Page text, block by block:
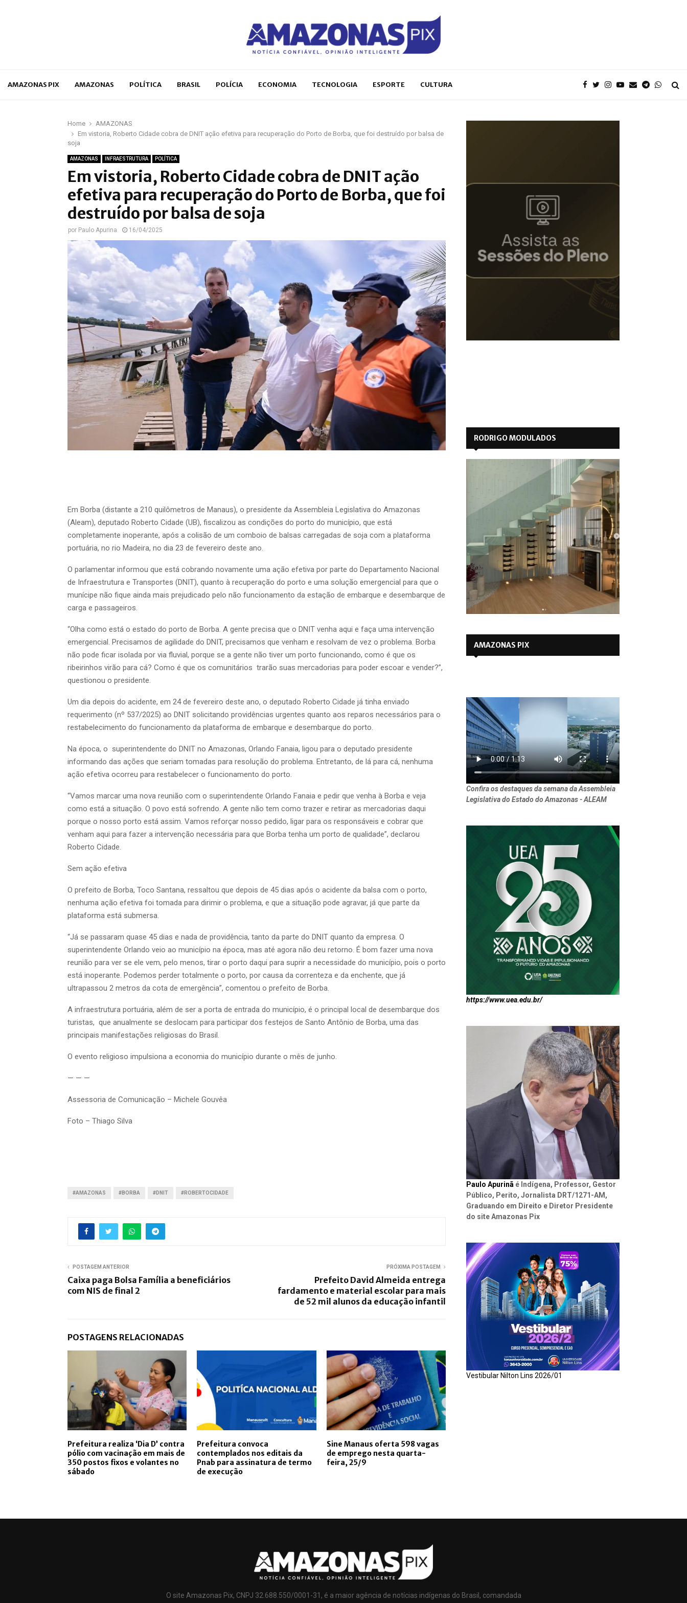
AMAZONAS PIX AMAZONAS POLÍTICA BRASIL POLÍCIA ECONOMIA TECNOLOGIA ESPORTE CULTURA
Home
AMAZONAS
Em vistoria, Roberto Cidade cobra de DNIT ação efetiva para recuperação do Porto de Borba, que foi destruído por balsa de
soja
AMAZONAS INFRAESTRUTURA POLÍTICA
Em vistoria, Roberto Cidade cobra de DNIT ação
efetiva para recuperação do Porto de Borba, que foi
destruído por balsa de soja
por Paulo Apurina 16/04/2025
Em Borba (distante a 210 quilômetros de Manaus), o presidente da Assembleia Legislativa do Amazonas
(Aleam), deputado Roberto Cidade (UB), fiscalizou as condições do porto do município, que está
completamente inoperante, após a colisão de um comboio de balsas carregadas de soja com a plataforma
portuária, no rio Madeira, no dia 23 de fevereiro deste ano.
O parlamentar informou que está cobrando novamente uma ação efetiva por parte do Departamento Nacional
de Infraestrutura e Transportes (DNIT), quanto à recuperação do porto e uma solução emergencial para que o
munícipe não fique ainda mais prejudicado pelo não funcionamento da estação de embarque e desembarque de
carga e passageiros.
“Olha como está o estado do porto de Borba. A gente precisa que o DNIT venha aqui e faça uma intervenção
emergencial. Precisamos de agilidade do DNIT, precisamos que venham e resolvam de vez o problema. Borba
não pode ficar isolada por via fluvial, porque se a gente não tiver um porto funcionando, como é que os
ribeirinhos virão para cá? Como é que os comunitários trarão suas mercadorias para poder escoar e vender?”,
questionou o presidente.
Um dia depois do acidente, em 24 de fevereiro deste ano, o deputado Roberto Cidade já tinha enviado
requerimento (nº 537/2025) ao DNIT solicitando providências urgentes quanto aos reparos necessários para o
restabelecimento do funcionamento da plataforma de embarque e desembarque do porto.
Na época, o superintendente do DNIT no Amazonas, Orlando Fanaia, ligou para o deputado presidente
informando das ações que seriam tomadas para resolução do problema. Entretanto, de lá para cá, nenhuma
ação efetiva ocorreu para restabelecer o funcionamento do porto.
“Vamos marcar uma nova reunião com o superintendente Orlando Fanaia e pedir que venha à Borba e veja
como está a situação. O povo está sofrendo. A gente não tem como trazer e retirar as mercadorias daqui
porque o nosso porto está assim. Vamos reforçar nosso pedido, ligar para os responsáveis e cobrar que
venham aqui para fazer a intervenção necessária para que Borba tenha um porto de qualidade”, declarou
Roberto Cidade.
Sem ação efetiva
O prefeito de Borba, Toco Santana, ressaltou que depois de 45 dias após o acidente da balsa com o porto,
nenhuma ação efetiva foi tomada para dirimir o problema, e que a situação pode agravar, já que parte da
plataforma está submersa.
“Já se passaram quase 45 dias e nada de providência, tanto da parte do DNIT quanto da empresa. O
superintendente Orlando veio ao município na época, mas até agora não deu retorno. É bom fazer uma nova
reunião para ver se ele vem, pelo menos, tirar o porto daqui para suprir a necessidade do município, pois o porto
está inoperante. Podemos perder totalmente o porto, por causa da correnteza e da enchente, que já
ultrapassou 2 metros da cota de emergência”, comentou o prefeito de Borba.
A infraestrutura portuária, além de ser a porta de entrada do município, é o principal local de desembarque dos
turistas, que anualmente se deslocam para participar dos festejos de Santo Antônio de Borba, uma das
principais manifestações religiosas do Brasil.
O evento religioso impulsiona a economia do município durante o mês de junho.
— — —
Assessoria de Comunicação – Michele Gouvêa
Foto – Thiago Silva
#AMAZONAS #BORBA #DNIT #ROBERTOCIDADE
POSTAGEM ANTERIOR
Caixa paga Bolsa Família a beneficiários
com NIS de final 2
PRÓXIMA POSTAGEM
Prefeito David Almeida entrega
fardamento e material escolar para mais
de 52 mil alunos da educação infantil
POSTAGENS RELACIONADAS
Prefeitura realiza ‘Dia D’ contra
pólio com vacinação em mais de
350 postos fixos e volantes no
sábado
Prefeitura convoca
contemplados nos editais da
Pnab para assinatura de termo
de execução
Sine Manaus oferta 598 vagas
de emprego nesta quarta-
feira, 25/9
RODRIGO MODULADOS
AMAZONAS PIX
Confira os destaques da semana da Assembleia
Legislativa do Estado do Amazonas - ALEAM
https://www.uea.edu.br/
Paulo Apurinã é Indígena, Professor, Gestor
Público, Perito, Jornalista DRT/1271-AM,
Graduando em Direito e Diretor Presidente
do site Amazonas Pix
Vestibular Nilton Lins 2026/01
O site Amazonas Pix, CNPJ 32.688.550/0001-31, é a maior agência de notícias indígenas do Brasil, comandada